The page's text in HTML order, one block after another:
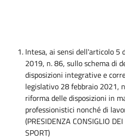
Intesa, ai sensi dell'articolo 5
2019, n. 86, sullo schema di
disposizioni integrative e
legislativo 28 febbraio 2021,
riforma delle disposizioni in
professionistici nonché di
(PRESIDENZA CONSIGLIO
SPORT)